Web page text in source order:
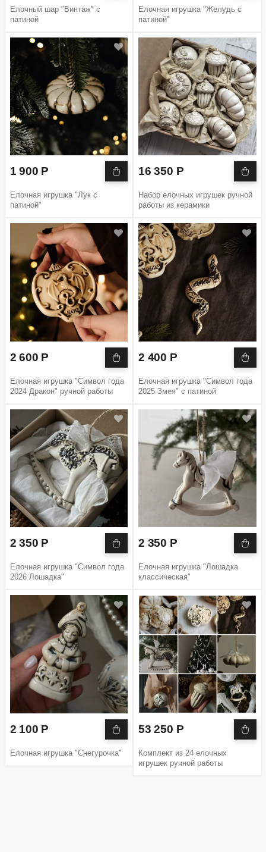
Елочный шар "Винтаж" с
патиной
1 900 Р
Елочная игрушка "Лук с
патиной"
2 600 Р
Елочная игрушка "Символ года
2024 Дракон" ручной работы
2 350 Р
Елочная игрушка "Символ года
2026 Лошадка"
2 100 Р
Елочная игрушка "Снегурочка"
Елочная игрушка "Желудь с
патиной"
16 350 Р
Набор елочных игрушек ручной
работы из керамики
2 400 Р
Елочная игрушка "Символ года
2025 Змея" с патиной
2 350 Р
Елочная игрушка "Лошадка
классическая"
53 250 Р
Комплект из 24 елочных
игрушек ручной работы